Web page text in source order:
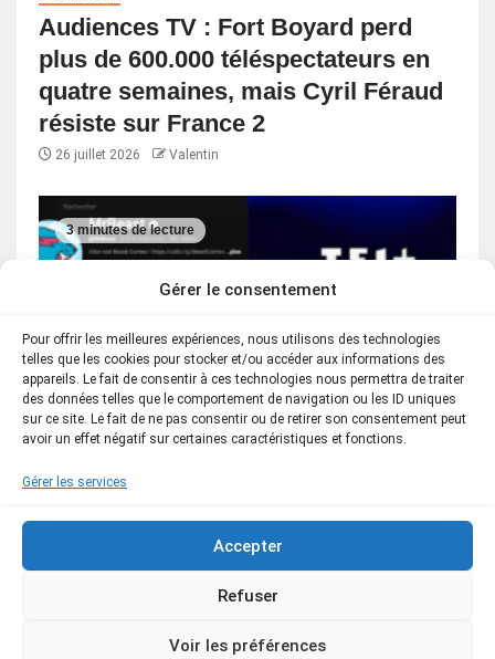
Gérer le consentement
Pour offrir les meilleures expériences, nous utilisons des technologies
telles que les cookies pour stocker et/ou accéder aux informations des
appareils. Le fait de consentir à ces technologies nous permettra de traiter
des données telles que le comportement de navigation ou les ID uniques
sur ce site. Le fait de ne pas consentir ou de retirer son consentement peut
avoir un effet négatif sur certaines caractéristiques et fonctions.
Gérer les services
Accepter
Refuser
Voir les préférences
Audiences TV : Fort Boyard perd
plus de 600.000 téléspectateurs en
quatre semaines, mais Cyril Féraud
résiste sur France 2
26 juillet 2026 Valentin
3 minutes de lecture
diffusés sans changement sur TF1
ou M6 ?